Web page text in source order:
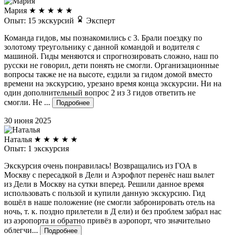
Мария ★ ★ ★ ★ ★
Опыт: 15 экскурсий
Эксперт
Команда гидов, мы познакомились с 3. Брали поездку по
золотому треугольнику с данной командой и водителя с
машиной. Гиды меняются и спрогнозировать сложно, наш по
русски не говорил, дети понять не смогли. Организационные
вопросы также не на высоте, ездили за гидом домой вместо
времени на экскурсию, урезано время конца экскурсии. Ни на
один дополнительный вопрос 2 из 3 гидов ответить не
смогли. Не ...
Подробнее
30 июня 2025
Наталья ★ ★ ★ ★ ★
Опыт: 1 экскурсия
Экскурсия очень понравилась! Возвращались из ГОА в
Москву с пересадкой в Дели и Аэрофлот перенёс наш вылет
из Дели в Москву на сутки вперед. Решили данное время
использовать с пользой и купили данную экскурсию. Гид
вошёл в наше положение (не смогли забронировать отель на
ночь, т. к. поздно прилетели в Д ели) и без проблем забрал нас
из аэропорта и обратно привёз в аэропорт, что значительно
облегчи...
Подробнее